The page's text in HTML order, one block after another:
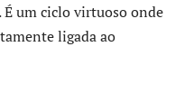
É um ciclo virtuoso onde
ligada ao